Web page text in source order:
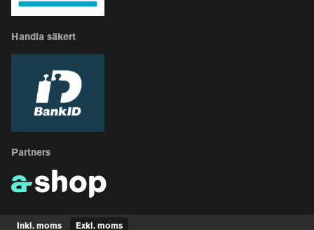
Handla säkert
Partners
Inkl. moms Exkl. moms